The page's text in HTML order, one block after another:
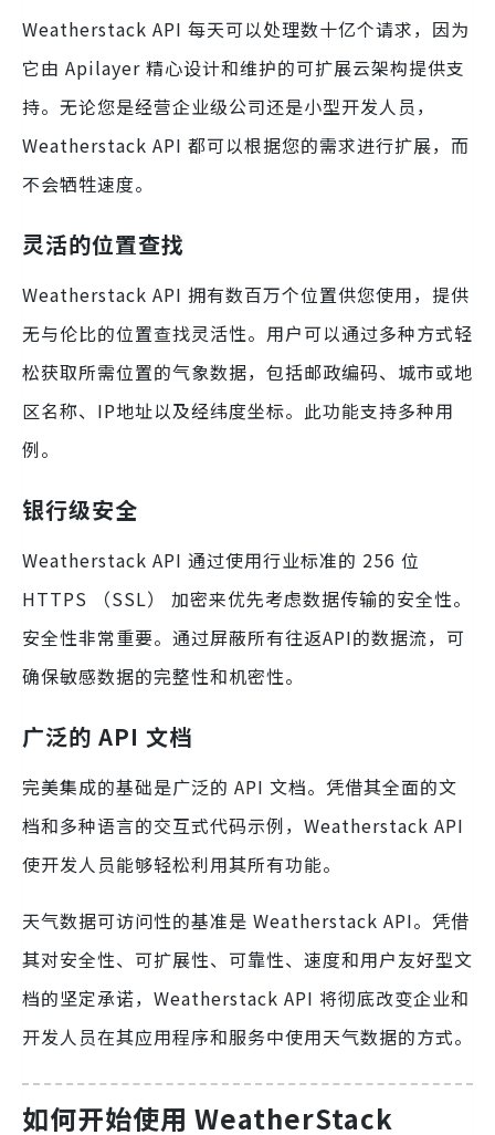
Weatherstack API 每天可以处理数十亿个请求，因为
它由 Apilayer 精心设计和维护的可扩展云架构提供支
持。无论您是经营企业级公司还是小型开发人员，
Weatherstack API 都可以根据您的需求进行扩展，而
不会牺牲速度。
灵活的位置查找
Weatherstack API 拥有数百万个位置供您使用，提供
无与伦比的位置查找灵活性。用户可以通过多种方式轻
松获取所需位置的气象数据，包括邮政编码、城市或地
区名称、IP地址以及经纬度坐标。此功能支持多种用
例。
银行级安全
Weatherstack API 通过使用行业标准的 256 位
HTTPS （SSL） 加密来优先考虑数据传输的安全性。
安全性非常重要。通过屏蔽所有往返API的数据流，可
确保敏感数据的完整性和机密性。
广泛的 API 文档
完美集成的基础是广泛的 API 文档。凭借其全面的文
档和多种语言的交互式代码示例，Weatherstack API
使开发人员能够轻松利用其所有功能。
天气数据可访问性的基准是 Weatherstack API。凭借
其对安全性、可扩展性、可靠性、速度和用户友好型文
档的坚定承诺，Weatherstack API 将彻底改变企业和
开发人员在其应用程序和服务中使用天气数据的方式。
如何开始使用 WeatherStack